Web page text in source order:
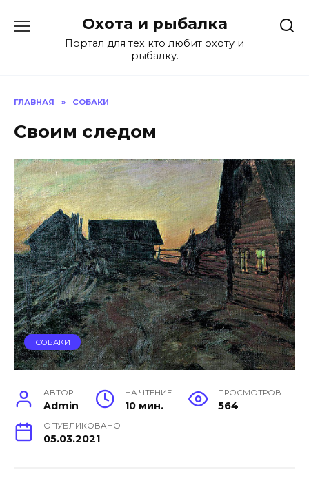
содержанию
Охота и рыбалка
Портал для тех кто любит охоту и
рыбалку.
ГЛАВНАЯ » СОБАКИ
Своим следом
СОБАКИ
АВТОР
Admin
НА ЧТЕНИЕ
10 мин.
ПРОСМОТРОВ
564
ОПУБЛИКОВАНО
05.03.2021